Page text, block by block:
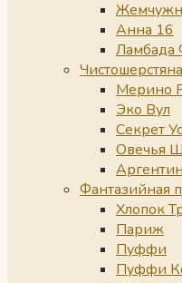
Анна 16
Ламбада
Мерино
Эко Вул
Секрет
Овечья
Фантазийная
Хлопок
Париж
Пуффи
Пуффи